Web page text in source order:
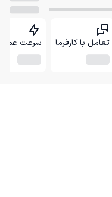
تعامل با کارفرما سرعت عمل